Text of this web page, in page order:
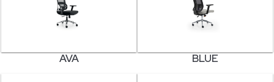
AVA BLUE